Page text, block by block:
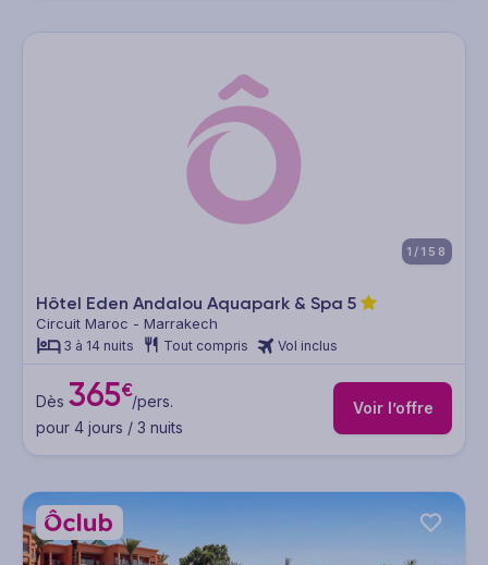
1/158
Hôtel Eden Andalou Aquapark & Spa 5
Circuit Maroc - Marrakech
3 à 14 nuits Tout compris Vol inclus
Dès 365€/pers.
pour 4 jours / 3 nuits
Voir l’offre